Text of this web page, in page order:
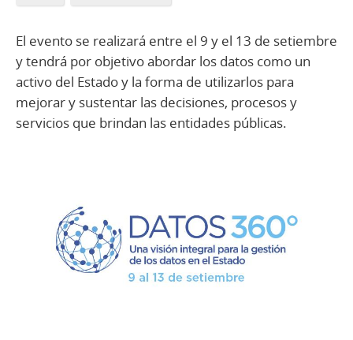
El evento se realizará entre el 9 y el 13 de setiembre
y tendrá por objetivo abordar los datos como un
activo del Estado y la forma de utilizarlos para
mejorar y sustentar las decisiones, procesos y
servicios que brindan las entidades públicas.